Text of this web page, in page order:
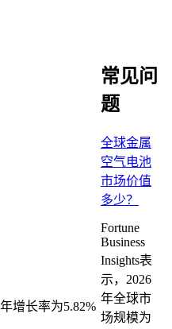
增长率为5.82%
常见问
题
全球金属
空气电池
市场价值
多少？
Fortune
Business
Insights表
示，2026
年全球市
场规模为